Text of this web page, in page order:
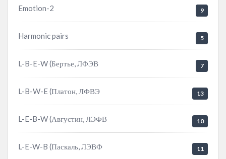
Emotion-2 9
Harmonic pairs 5
L-B-E-W (Бертье, ЛФЭВ 7
L-B-W-E (Платон, ЛФВЭ 13
L-E-B-W (Августин, ЛЭФВ 10
L-E-W-B (Паскаль, ЛЭВФ 11